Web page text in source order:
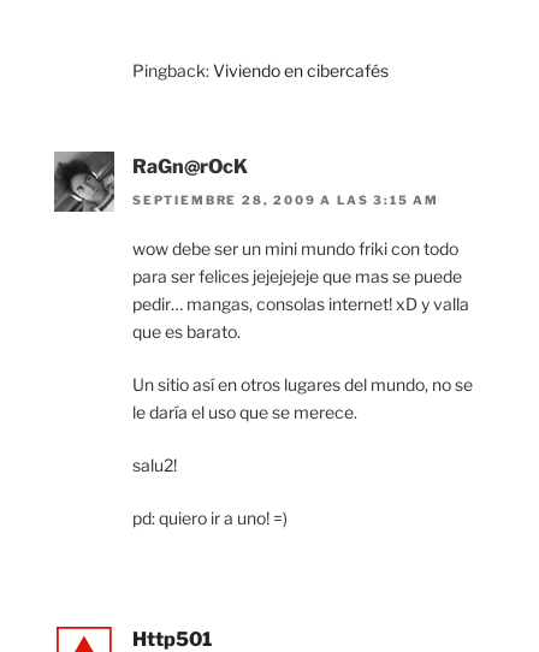
Pingback:Viviendo en cibercafés
RaGn@rOcK
SEPTIEMBRE 28, 2009 A LAS 3:15 AM
wow debe ser un mini mundo friki con todo
para ser felices jejejejeje que mas se puede
pedir… mangas, consolas internet! xD y valla
que es barato.
Un sitio así en otros lugares del mundo, no se
le daría el uso que se merece.
salu2!
pd: quiero ir a uno! =)
Http501